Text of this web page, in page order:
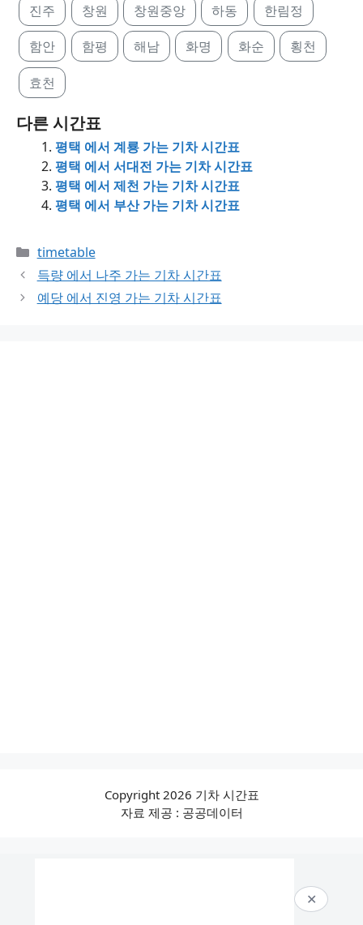
진주 창원 창원중앙 하동 한림정
함안 함평 해남 화명 화순 횡천
효천
다른 시간표
평택 에서 계룡 가는 기차 시간표
평택 에서 서대전 가는 기차 시간표
평택 에서 제천 가는 기차 시간표
평택 에서 부산 가는 기차 시간표
Categories
timetable
득량 에서 나주 가는 기차 시간표
예당 에서 진영 가는 기차 시간표
Copyright 2026 기차 시간표
자료 제공 : 공공데이터
✕